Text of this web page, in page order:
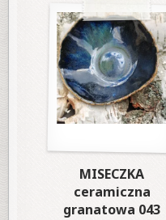
MISECZKA
ceramiczna
granatowa 043